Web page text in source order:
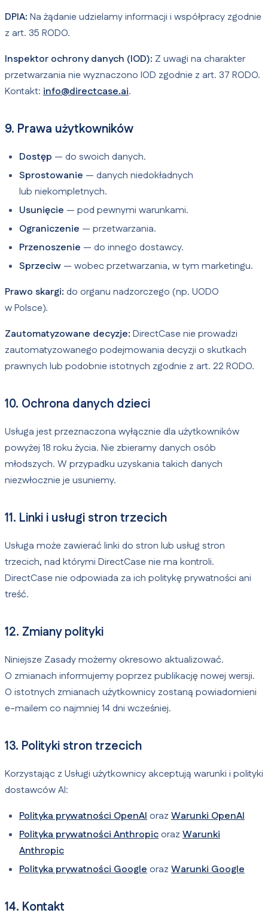
DPIA: Na żądanie udzielamy informacji i współpracy zgodnie
z art. 35 RODO.
Inspektor ochrony danych (IOD): Z uwagi na charakter
przetwarzania nie wyznaczono IOD zgodnie z art. 37 RODO.
Kontakt: info@directcase.ai.
9. Prawa użytkowników
Dostęp — do swoich danych.
Sprostowanie — danych niedokładnych
lub niekompletnych.
Usunięcie — pod pewnymi warunkami.
Ograniczenie — przetwarzania.
Przenoszenie — do innego dostawcy.
Sprzeciw — wobec przetwarzania, w tym marketingu.
Prawo skargi: do organu nadzorczego (np. UODO
w Polsce).
Zautomatyzowane decyzje: DirectCase nie prowadzi
zautomatyzowanego podejmowania decyzji o skutkach
prawnych lub podobnie istotnych zgodnie z art. 22 RODO.
10. Ochrona danych dzieci
Usługa jest przeznaczona wyłącznie dla użytkowników
powyżej 18 roku życia. Nie zbieramy danych osób
młodszych. W przypadku uzyskania takich danych
niezwłocznie je usuniemy.
11. Linki i usługi stron trzecich
Usługa może zawierać linki do stron lub usług stron
trzecich, nad którymi DirectCase nie ma kontroli.
DirectCase nie odpowiada za ich politykę prywatności ani
treść.
12. Zmiany polityki
Niniejsze Zasady możemy okresowo aktualizować.
O zmianach informujemy poprzez publikację nowej wersji.
O istotnych zmianach użytkownicy zostaną powiadomieni
e-mailem co najmniej 14 dni wcześniej.
13. Polityki stron trzecich
Korzystając z Usługi użytkownicy akceptują warunki i polityki
dostawców AI:
Polityka prywatności OpenAIoraz Warunki OpenAI
Polityka prywatności Anthropicoraz Warunki
Anthropic
Polityka prywatności Googleoraz Warunki Google
14. Kontakt